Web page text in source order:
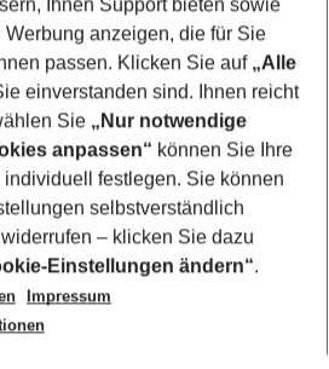
Ihnen Support bieten sowie
Werbung anzeigen, die für Sie
passen. Klicken Sie auf „Alle
einverstanden sind. Ihnen reicht
Sie „Nur notwendige
anpassen“ können Sie Ihre
festlegen. Sie können
selbstverständlich
– klicken Sie dazu
Einstellungen ändern“.
Impressum